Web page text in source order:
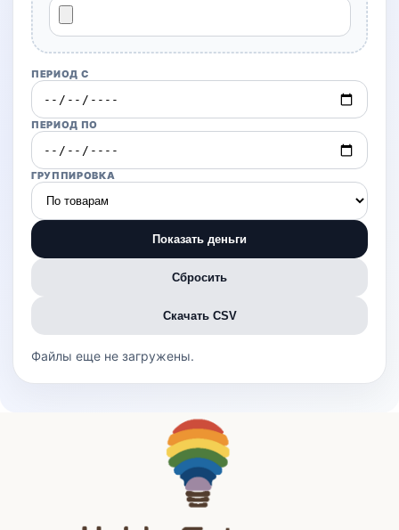
ПЕРИОД С
ПЕРИОД ПО
ГРУППИРОВКА
Показать деньги
Сбросить
Скачать CSV
Файлы еще не загружены.